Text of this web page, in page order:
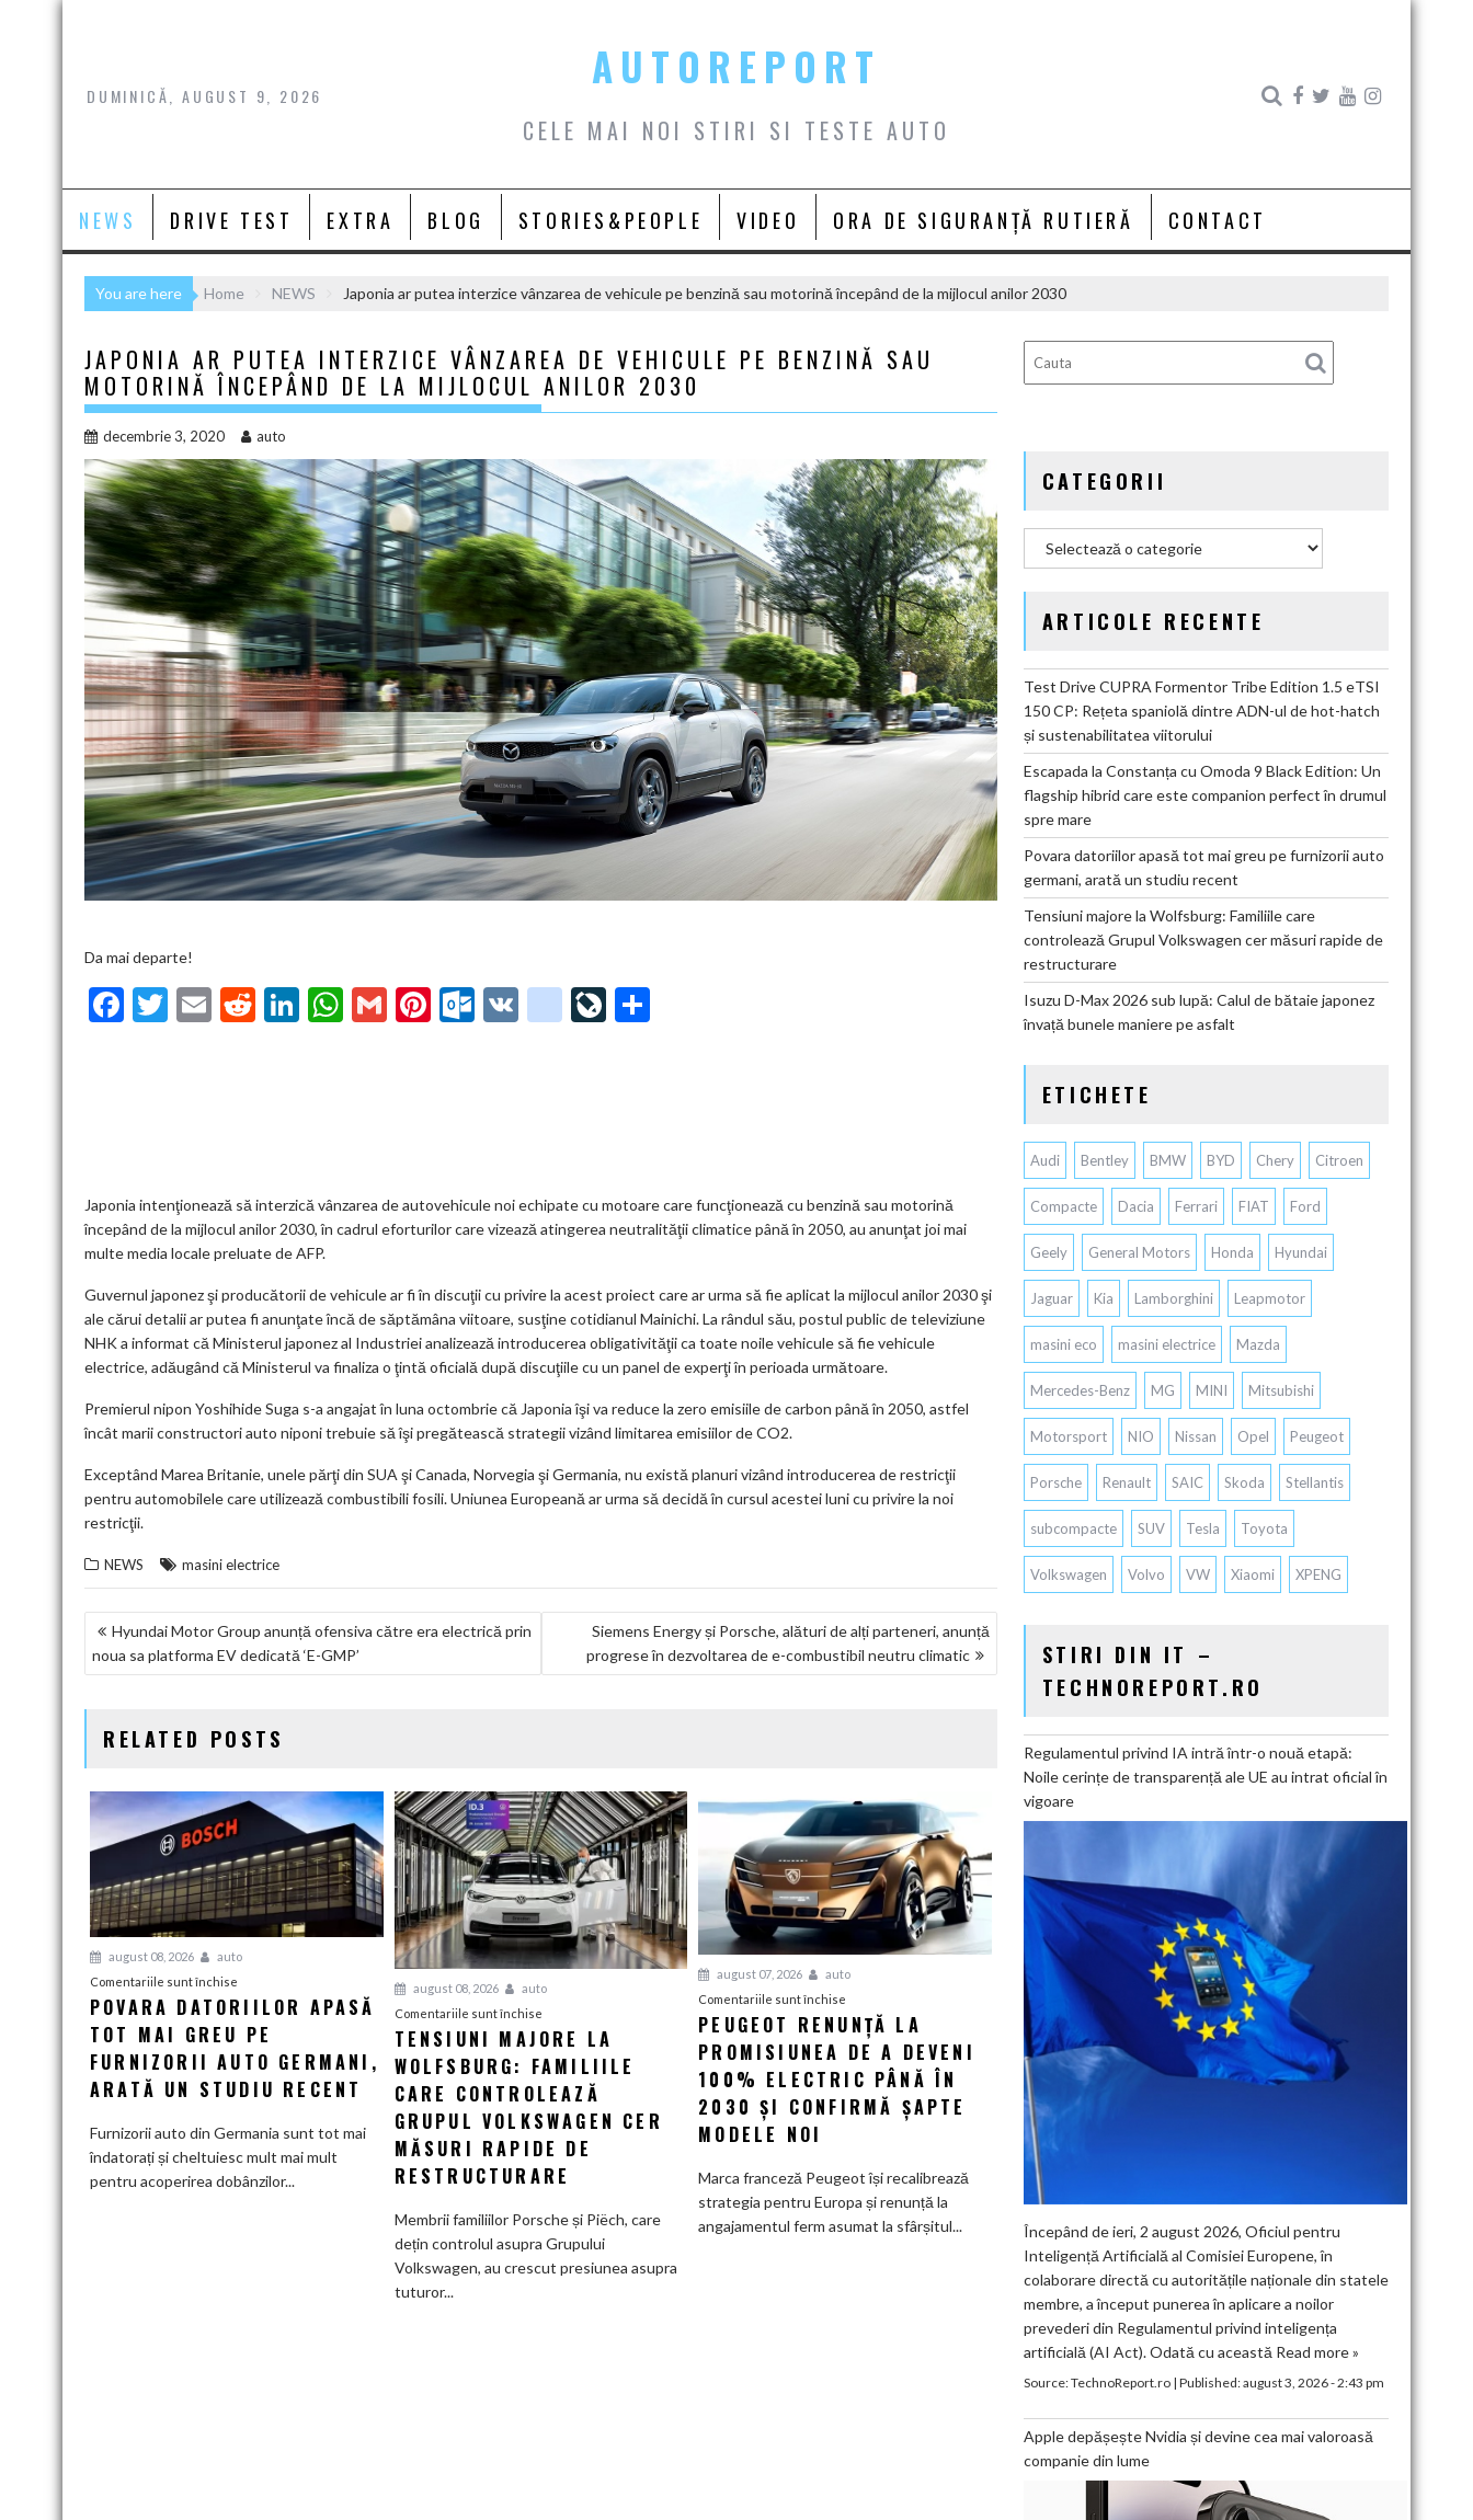
Skip
DUMINICĂ, AUGUST 9, 2026
AUTOREPORT
CELE MAI NOI STIRI SI TESTE AUTO
NEWS DRIVE TEST EXTRA BLOG STORIES&PEOPLE VIDEO ORA DE SIGURANȚĂ RUTIERĂ CONTACT
You are here Home NEWS Japonia ar putea interzice vânzarea de vehicule pe benzină sau motorină începând de la mijlocul anilor 2030
JAPONIA AR PUTEA INTERZICE VÂNZAREA DE VEHICULE PE BENZINĂ SAU
MOTORINĂ ÎNCEPÂND DE LA MIJLOCUL ANILOR 2030
decembrie 3, 2020 auto
Da mai departe!
F
k
T
E
R
Li W
p
G
Pi O
m
V
g
o
o
k
m
ar
Li
Japonia intenţionează să interzică vânzarea de autovehicule noi echipate cu motoare care funcţionează cu benzină sau motorină
începând de la mijlocul anilor 2030, în cadrul eforturilor care vizează atingerea neutralităţii climatice până în 2050, au anunţat joi mai
multe media locale preluate de AFP.
Guvernul japonez şi producătorii de vehicule ar fi în discuţii cu privire la acest proiect care ar urma să fie aplicat la mijlocul anilor 2030 şi
ale cărui detalii ar putea fi anunţate încă de săptămâna viitoare, susţine cotidianul Mainichi. La rândul său, postul public de televiziune
NHK a informat că Ministerul japonez al Industriei analizează introducerea obligativităţii ca toate noile vehicule să fie vehicule
electrice, adăugând că Ministerul va finaliza o ţintă oficială după discuţiile cu un panel de experţi în perioada următoare.
Premierul nipon Yoshihide Suga s-a angajat în luna octombrie că Japonia îşi va reduce la zero emisiile de carbon până în 2050, astfel
încât marii constructori auto niponi trebuie să îşi pregătească strategii vizând limitarea emisiilor de CO2.
Exceptând Marea Britanie, unele părţi din SUA şi Canada, Norvegia şi Germania, nu există planuri vizând introducerea de restricţii
pentru automobilele care utilizează combustibili fosili. Uniunea Europeană ar urma să decidă în cursul acestei luni cu privire la noi
restricţii.
NEWS masini electrice
NAVIGARE
ÎN
Hyundai Motor Group anunță ofensiva către era electrică prin
noua sa platforma EV dedicată ‘E-GMP’
Siemens Energy și Porsche, alături de alți parteneri, anunță
progrese în dezvoltarea de e-combustibil neutru climatic
RELATED POSTS
august 08, 2026
auto
Comentariile sunt închise
Povara
datoriilor
apasă
mai
furnizorii
POVARA DATORIILOR APASĂ
TOT MAI GREU PE
FURNIZORII AUTO GERMANI,
ARATĂ UN STUDIU RECENT
Furnizorii auto din Germania sunt tot mai
îndatorați și cheltuiesc mult mai mult
pentru acoperirea dobânzilor...
august 08, 2026
auto
Comentariile sunt închisepentru
Tensiuni
majore
la
Familiile
care
controlează
Volkswagen
cer
măsuri
TENSIUNI MAJORE LA
WOLFSBURG: FAMILIILE
CARE CONTROLEAZĂ
GRUPUL VOLKSWAGEN CER
MĂSURI RAPIDE DE
RESTRUCTURARE
Membrii familiilor Porsche și Piëch, care
dețin controlul asupra Grupului
Volkswagen, au crescut presiunea asupra
tuturor...
august 07, 2026
auto
Comentariile sunt închise
Peugeot
renunță
la
promisiunea
de
electric
PEUGEOT RENUNȚĂ LA
PROMISIUNEA DE A DEVENI
100% ELECTRIC PÂNĂ ÎN
2030 ȘI CONFIRMĂ ȘAPTE
MODELE NOI
Marca franceză Peugeot își recalibrează
strategia pentru Europa și renunță la
angajamentul ferm asumat la sfârșitul...
CATEGORII
ARTICOLE RECENTE
Test Drive CUPRA Formentor Tribe Edition 1.5 eTSI
150 CP: Rețeta spaniolă dintre ADN-ul de hot-hatch
și sustenabilitatea viitorului
Escapada la Constanța cu Omoda 9 Black Edition: Un
flagship hibrid care este companion perfect în drumul
spre mare
Povara datoriilor apasă tot mai greu pe furnizorii auto
germani, arată un studiu recent
Tensiuni majore la Wolfsburg: Familiile care
controlează Grupul Volkswagen cer măsuri rapide de
restructurare
Isuzu D-Max 2026 sub lupă: Calul de bătaie japonez
învață bunele maniere pe asfalt
ETICHETE
Audi Bentley BMW BYD Chery Citroen
Compacte Dacia Ferrari FIAT Ford
Geely General Motors Honda Hyundai
Jaguar Kia Lamborghini Leapmotor
masini eco masini electrice Mazda
Mercedes-Benz MG MINI Mitsubishi
Motorsport NIO Nissan Opel Peugeot
Porsche Renault SAIC Skoda Stellantis
subcompacte SUV Tesla Toyota
Volkswagen Volvo VW Xiaomi XPENG
STIRI DIN IT –
TECHNOREPORT.RO
Regulamentul privind IA intră într-o nouă etapă:
Noile cerințe de transparență ale UE au intrat oficial în
vigoare
Începând de ieri, 2 august 2026, Oficiul pentru
Inteligență Artificială al Comisiei Europene, în
colaborare directă cu autoritățile naționale din statele
membre, a început punerea în aplicare a noilor
prevederi din Regulamentul privind inteligența
artificială (AI Act). Odată cu această Read more »
Source:TechnoReport.ro| Published:august 3, 2026 - 2:43 pm
Apple depășește Nvidia și devine cea mai valoroasă
companie din lume